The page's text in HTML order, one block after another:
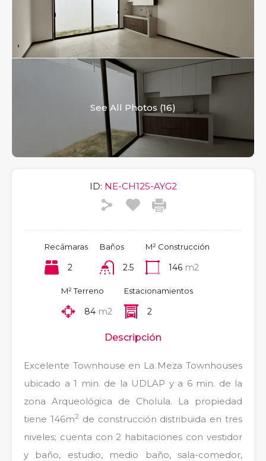
See All Photos (16)
ID: NE-CH125-AYG2
Recámaras
2
Baños
2.5
M² Construcción
146 m2
M² Terreno
84 m2
Estacionamientos
2
Descripción
Excelente Townhouse en La Meza Townhouses
ubicado a 1 min. de la UDLAP y a 6 min. de la
zona Arqueológica de Cholula. La propiedad
tiene 146m2de construcción distribuida en tres
niveles; cuenta con 2 habitaciones con vestidor
y baño, estudio, medio baño, sala-comedor,